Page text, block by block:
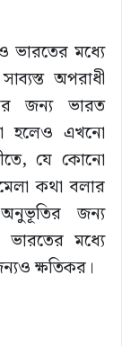
ভারতের মধ্যে
অপরাধী
জন্য ভারত
হলেও এখনো
যে কোনো
কথা বলার
জন্য
মধ্যে
ক্ষতিকর।